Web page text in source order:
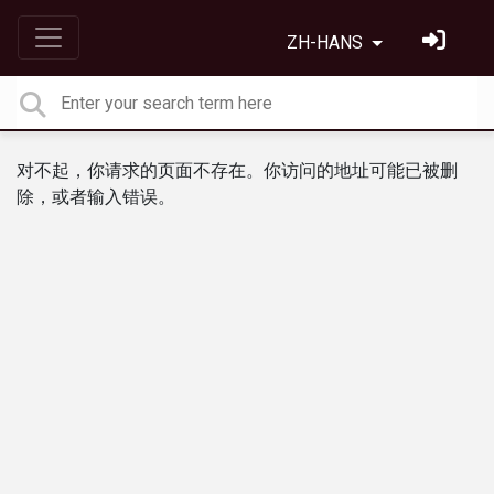
ZH-HANS
对不起，你请求的页面不存在。你访问的地址可能已被删
除，或者输入错误。